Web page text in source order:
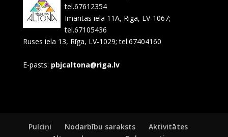
tel.67612354
Imantas iela 11A, Rīga, LV-1067;
tel.67105436
Ruses iela 13, Rīga, LV-1029; tel.67404160
E-pasts: pbjcaltona@riga.lv
Pulciņi Nodarbību saraksts
Aktivitātes